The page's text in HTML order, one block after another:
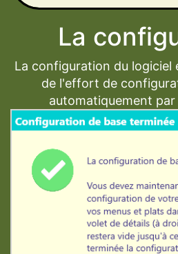
La
La configuration du logiciel
de l'effort de
automatiquement